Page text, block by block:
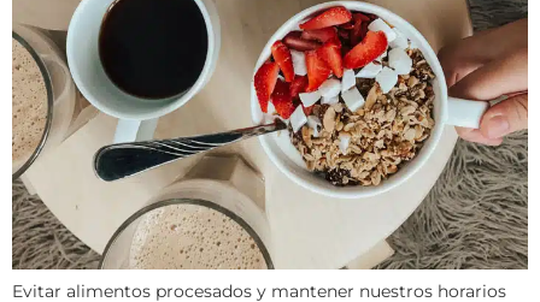
Evitar alimentos procesados y mantener nuestros horarios